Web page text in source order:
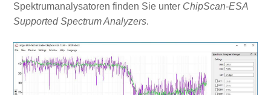
Spektrumanalysatoren finden Sie unter ChipScan-ESA
Supported Spectrum Analyzers.